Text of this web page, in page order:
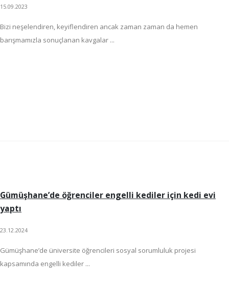
15.09.2023
Bizi neşelendiren, keyiflendiren ancak zaman zaman da hemen
barışmamızla sonuçlanan kavgalar ...
Gümüşhane’de öğrenciler engelli kediler için kedi evi
yaptı
23.12.2024
Gümüşhane’de üniversite öğrencileri sosyal sorumluluk projesi
kapsamında engelli kediler ...